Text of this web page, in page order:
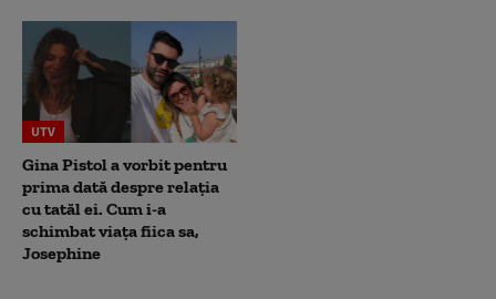
UTV
Gina Pistol a vorbit pentru
prima dată despre relația
cu tatăl ei. Cum i-a
schimbat viața fiica sa,
Josephine